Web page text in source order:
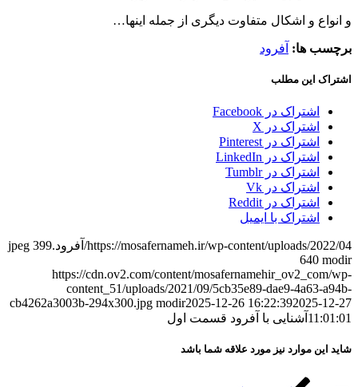
و انواع و اشکال متفاوت دیگری از جمله اینها…
برچسب ها: آفرود
اشتراک این مطلب
اشتراک در Facebook
اشتراک در X
اشتراک در Pinterest
اشتراک در LinkedIn
اشتراک در Tumblr
اشتراک در Vk
اشتراک در Reddit
اشتراک با ایمیل
https://mosafernameh.ir/wp-content/uploads/2022/04/آفرود.jpeg
399
640 modir
https://cdn.ov2.com/content/mosafernamehir_ov2_com/wp-
content_51/uploads/2021/09/5cb35e89-dae9-4a63-a94b-
cb4262a3003b-294x300.jpg modir2025-12-26 16:22:392025-12-27
11:01:01 آشنایی با آفرود قسمت اول
شاید این موارد نیز مورد علاقه شما باشد